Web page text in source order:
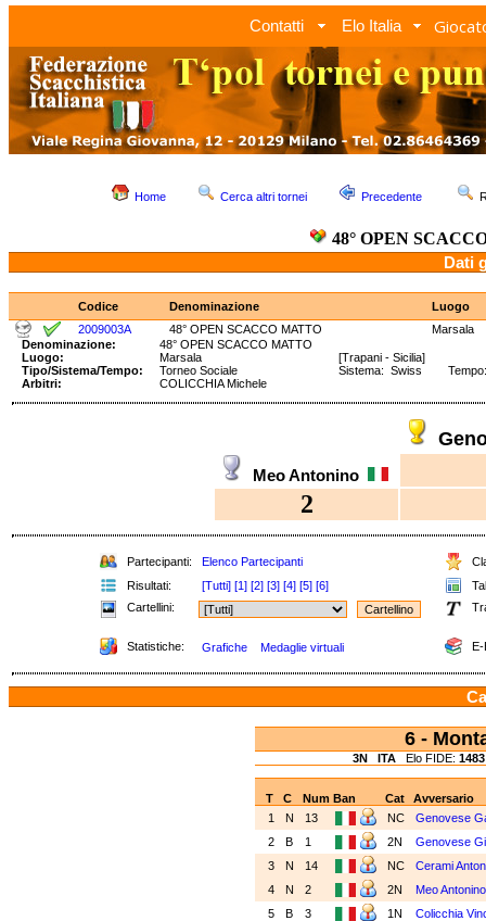
Contatti Elo Italia
Home Cerca altri tornei Precedente
48° OPEN
Dati
Codice Denominazione
Luogo
2009003A
48° OPEN SCACCO MATTO
Marsala
Denominazione:
48° OPEN SCACCO MATTO
Luogo:
Marsala
[Trapani - Sicilia]
Tipo/Sistema/Tempo:
Torneo Sociale
Sistema: Swiss Tempo:
Arbitri:
COLICCHIA Michele
Meo Antonino
2
Partecipanti: Elenco Partecipanti
Risultati:
[Tutti] [1] [2] [3] [4] [5] [6]
Cartellini:
Statistiche: Grafiche Medaglie virtuali E-
6 -
3N ITA Elo FIDE: 1483
T C Num Ban Cat
Avversario
1
N 13 NC
Genovese
2
B 1 2N
Genovese
3
N 14 NC
Cerami
4
N 2 2N
Meo Antonino
5
B 3 1N
Colicchia